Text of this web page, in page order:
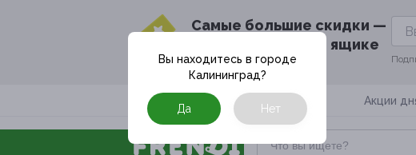
Cамые большие скидки —
в твоём почтовом ящике
Москва Акции
Вы находитесь в городе
Калининград?
Да Нет